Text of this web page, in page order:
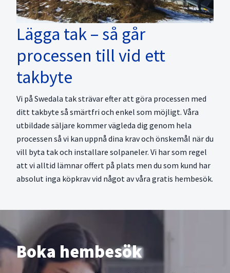
Lägga tak – så går
processen till vid ett
takbyte
Vi på Swedala tak strävar efter att göra processen med
ditt takbyte så smärtfri och enkel som möjligt. Våra
utbildade säljare kommer vägleda dig genom hela
processen så vi kan uppnå dina krav och önskemål när du
vill byta tak och installare solpaneler. Vi har som regel
att vi alltid lämnar offert på plats men du som kund har
absolut inga köpkrav vid något av våra gratis hembesök.
Boka hembesök